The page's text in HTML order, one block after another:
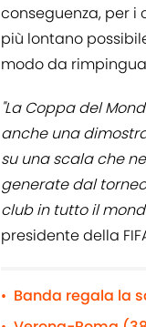
conseguenza, per
più lontano
modo da
"La Coppa del
anche una
su una scala che
generate dal
club in tutto il
presidente della
• Banda regala la